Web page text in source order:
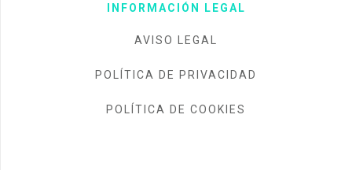
INFORMACIÓN LEGAL
AVISO LEGAL
POLÍTICA DE PRIVACIDAD
POLÍTICA DE COOKIES